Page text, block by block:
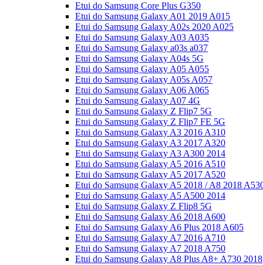
Etui do Samsung Core Plus G350
Etui do Samsung Galaxy A01 2019 A015
Etui do Samsung Galaxy A02s 2020 A025
Etui do Samsung Galaxy A03 A035
Etui do Samsung Galaxy a03s a037
Etui do Samsung Galaxy A04s 5G
Etui do Samsung Galaxy A05 A055
Etui do Samsung Galaxy A05s A057
Etui do Samsung Galaxy A06 A065
Etui do Samsung Galaxy A07 4G
Etui do Samsung Galaxy Z Flip7 5G
Etui do Samsung Galaxy Z Flip7 FE 5G
Etui do Samsung Galaxy A3 2016 A310
Etui do Samsung Galaxy A3 2017 A320
Etui do Samsung Galaxy A3 A300 2014
Etui do Samsung Galaxy A5 2016 A510
Etui do Samsung Galaxy A5 2017 A520
Etui do Samsung Galaxy A5 2018 / A8 2018
Etui do Samsung Galaxy A5 A500 2014
Etui do Samsung Galaxy Z Flip8 5G
Etui do Samsung Galaxy A6 2018 A600
Etui do Samsung Galaxy A6 Plus 2018 A605
Etui do Samsung Galaxy A7 2016 A710
Etui do Samsung Galaxy A7 2018 A750
Etui do Samsung Galaxy A8 Plus A8+ A730 2018